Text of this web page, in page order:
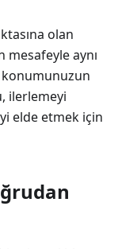
olan
aynı
konumunuzun
ilerlemeyi
elde etmek için